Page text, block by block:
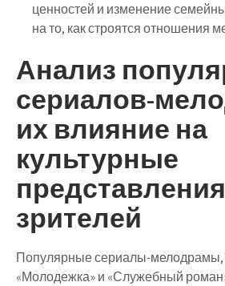
ценностей и изменение
на то, как строятся отношения
Анализ
сериалов-
их влияние на
культурные
представления
зрителей
Популярные сериалы-мелодрамы,
«Молодежка» и «Служебный